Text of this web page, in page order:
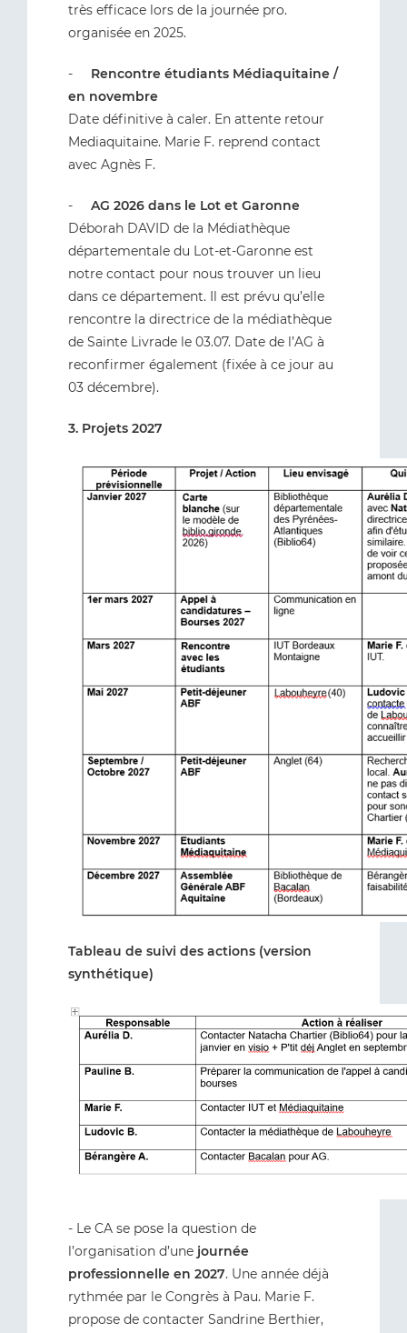
très efficace lors de la journée pro.
organisée en 2025.
- Rencontre étudiants Médiaquitaine /
en novembre
Date définitive à caler. En attente retour
Mediaquitaine. Marie F. reprend contact
avec Agnès F.
- AG 2026 dans le Lot et Garonne
Déborah DAVID de la Médiathèque
départementale du Lot-et-Garonne est
notre contact pour nous trouver un lieu
dans ce département. Il est prévu qu’elle
rencontre la directrice de la médiathèque
de Sainte Livrade le 03.07. Date de l’AG à
reconfirmer également (fixée à ce jour au
03 décembre).
3. Projets 2027
Tableau de suivi des actions (version
synthétique)
- Le CA se pose la question de
l’organisation d’une journée
professionnelle en 2027. Une année déjà
rythmée par le Congrès à Pau. Marie F.
propose de contacter Sandrine Berthier,